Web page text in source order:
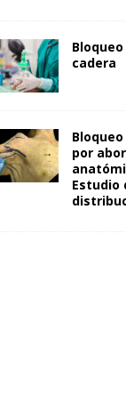
cadera
por
Estudio